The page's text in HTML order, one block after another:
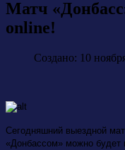
Матч
online!
Создано: 10
Сегодняшний выездной
«Донбассом» можно будет